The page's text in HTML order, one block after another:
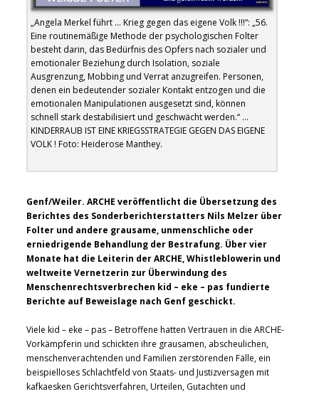
„Angela Merkel führt … Krieg gegen das eigene Volk !!!“: „56.
Eine routinemäßige Methode der psychologischen Folter
besteht darin, das Bedürfnis des Opfers nach sozialer und
emotionaler Beziehung durch Isolation, soziale
Ausgrenzung, Mobbing und Verrat anzugreifen. Personen,
denen ein bedeutender sozialer Kontakt entzogen und die
emotionalen Manipulationen ausgesetzt sind, können
schnell stark destabilisiert und geschwächt werden.“ …
KINDERRAUB IST EINE KRIEGSSTRATEGIE GEGEN DAS EIGENE
VOLK ! Foto: Heiderose Manthey.
Genf/Weiler. ARCHE veröffentlicht die Übersetzung des
Berichtes des Sonderberichterstatters Nils Melzer über
Folter und andere grausame, unmenschliche oder
erniedrigende Behandlung der Bestrafung. Über vier
Monate hat die Leiterin der ARCHE, Whistleblowerin und
weltweite Vernetzerin zur Überwindung des
Menschenrechtsverbrechen kid – eke – pas fundierte
Berichte auf Beweislage nach Genf geschickt.
Viele kid – eke – pas – Betroffene hatten Vertrauen in die ARCHE-
Vorkämpferin und schickten ihre grausamen, abscheulichen,
menschenverachtenden und Familien zerstörenden Fälle, ein
beispielloses Schlachtfeld von Staats- und Justizversagen mit
kafkaesken Gerichtsverfahren, Urteilen, Gutachten und